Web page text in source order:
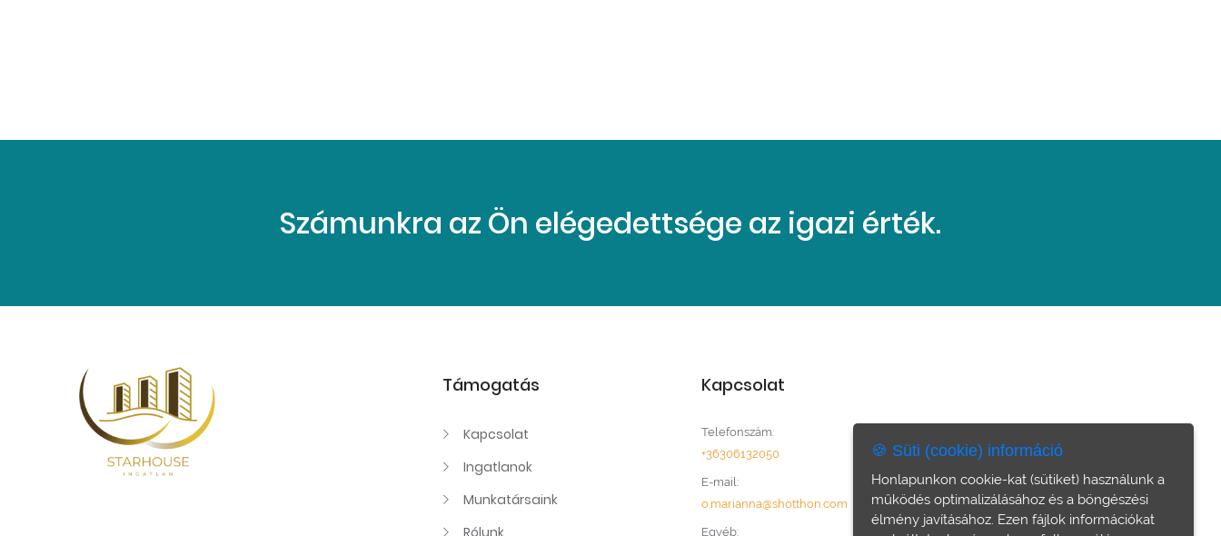
Számunkra az Ön elégedettsége az igazi érték.
Támogatás
Kapcsolat
Ingatlanok
Munkatársaink
Rólunk
Kapcsolat
Telefonszám:
+36306132050
E-mail:
o.marianna@shotthon.com
Egyéb:
🍪 Süti (cookie) információ
Honlapunkon cookie-kat (sütiket) használunk a
működés optimalizálásához és a böngészési
élmény javításához. Ezen fájlok információkat